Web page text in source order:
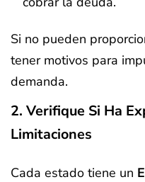
Si no pueden
tener motivos para
demanda.
2. Verifique Si Ha
Limitaciones
Cada estado tiene un